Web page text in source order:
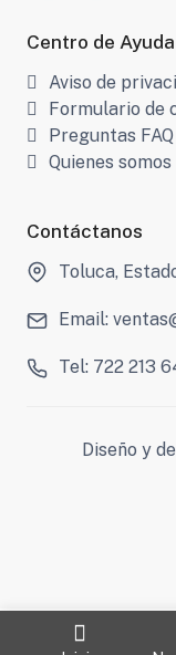
Centro de Ayuda
Aviso de
Formulario de
Preguntas FAQ
Quienes somos
Contáctanos
Toluca,
Email:
Tel: 722 213
Diseño y